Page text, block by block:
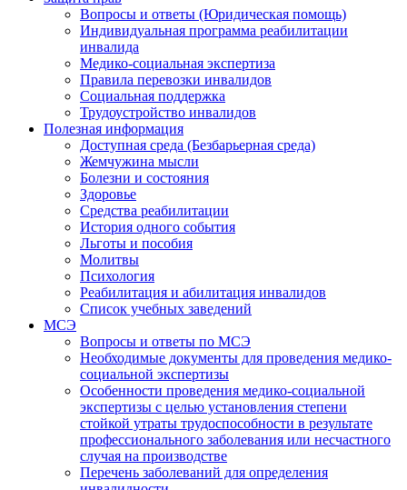
Вопросы и ответы (Юридическая помощь)
Индивидуальная программа реабилитации
инвалида
Медико-социальная экспертиза
Правила перевозки инвалидов
Социальная поддержка
Трудоустройство инвалидов
Полезная информация
Доступная среда (Безбарьерная среда)
Жемчужина мысли
Болезни и состояния
Здоровье
Средства реабилитации
История одного события
Льготы и пособия
Молитвы
Психология
Реабилитация и абилитация инвалидов
Список учебных заведений
МСЭ
Вопросы и ответы по МСЭ
Необходимые документы для проведения медико-
социальной экспертизы
Особенности проведения медико-социальной
экспертизы с целью установления степени
стойкой утраты трудоспособности в результате
профессионального заболевания или несчастного
случая на производстве
Перечень заболеваний для определения